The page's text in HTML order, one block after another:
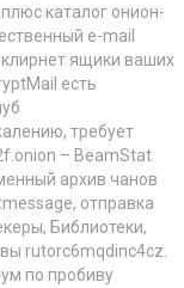
каталог онион-
e-mail
клирнет ящики ваших
есть
требует
– BeamStat
архив чанов
отправка
Библиотеки,
rutorc6mqdinc4cz.
по пробиву